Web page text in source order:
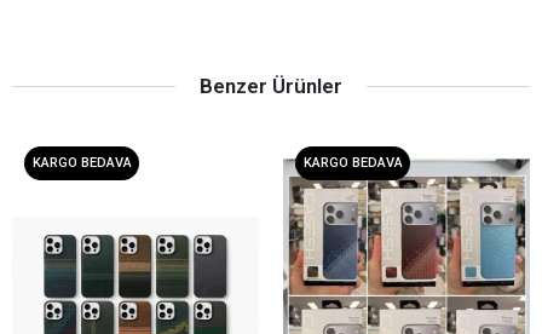
Benzer Ürünler
KARGO BEDAVA KARGO BEDAVA